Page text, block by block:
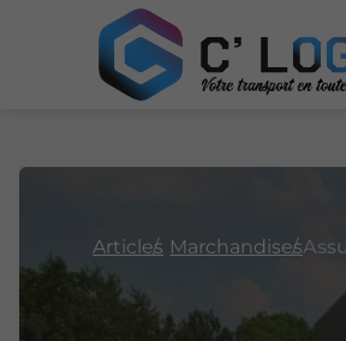
Articles Marchandises